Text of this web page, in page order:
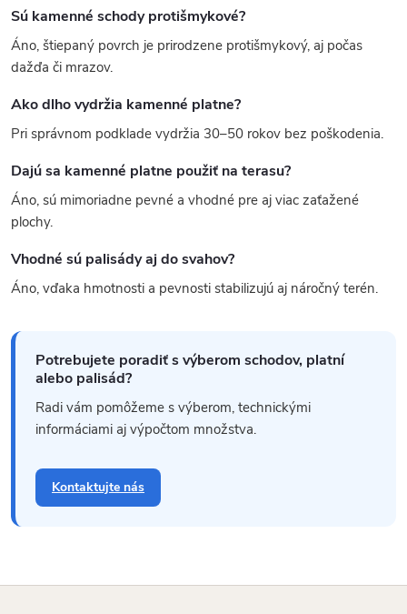
Sú kamenné schody protišmykové?
Áno, štiepaný povrch je prirodzene protišmykový, aj počas
dažďa či mrazov.
Ako dlho vydržia kamenné platne?
Pri správnom podklade vydržia 30–50 rokov bez poškodenia.
Dajú sa kamenné platne použiť na terasu?
Áno, sú mimoriadne pevné a vhodné pre aj viac zaťažené
plochy.
Vhodné sú palisády aj do svahov?
Áno, vďaka hmotnosti a pevnosti stabilizujú aj náročný terén.
Potrebujete poradiť s výberom schodov, platní
alebo palisád?
Radi vám pomôžeme s výberom, technickými
informáciami aj výpočtom množstva.
Kontaktujte nás